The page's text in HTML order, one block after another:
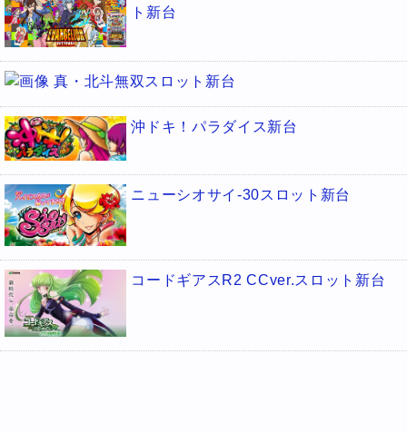
ト新台
真・北斗無双スロット新台
沖ドキ！パラダイス新台
ニューシオサイ-30スロット新台
コードギアスR2 CCver.スロット新台